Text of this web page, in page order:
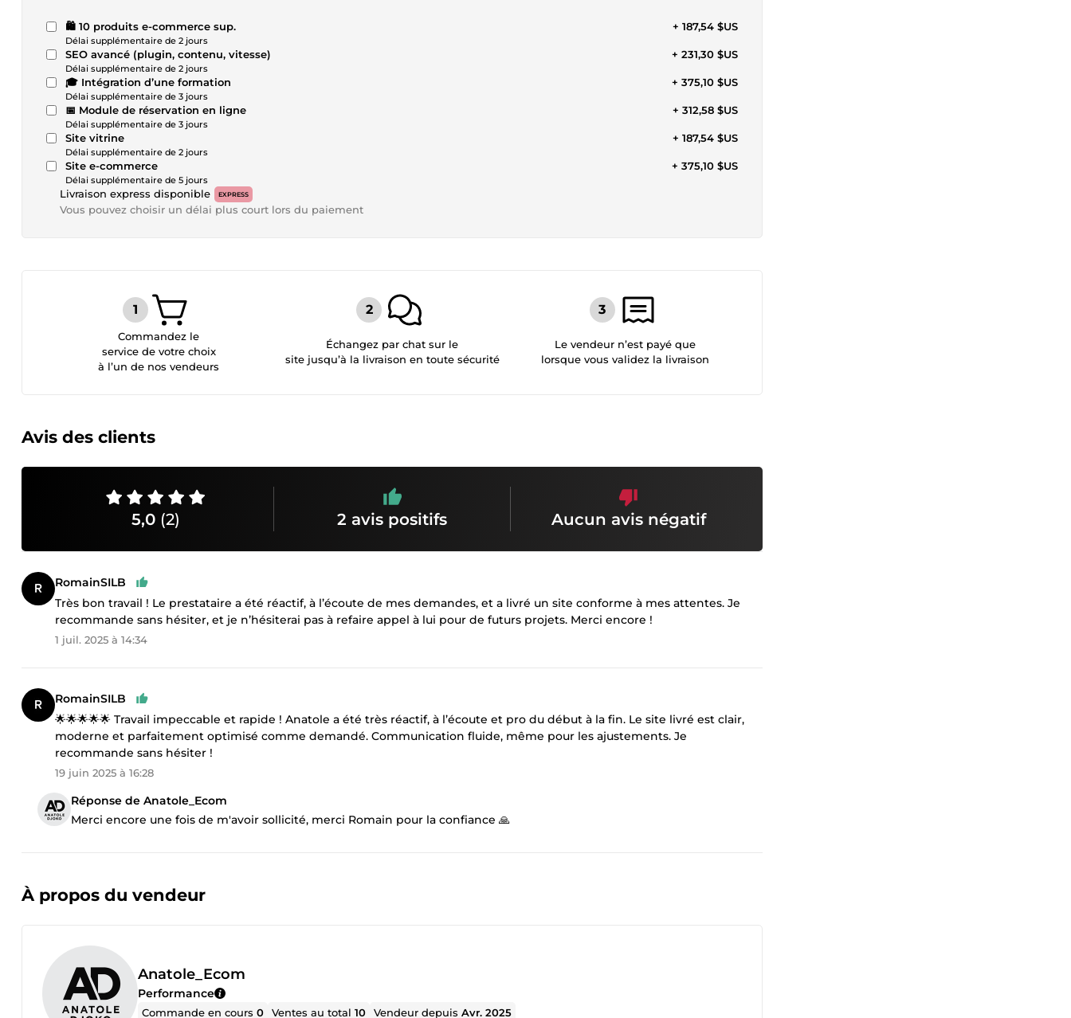
🛍️ 10 produits e-commerce sup.
Délai supplémentaire de 2 jours
+ 187,54 $US
SEO avancé (plugin, contenu, vitesse)
Délai supplémentaire de 2 jours
+ 231,30 $US
🎓 Intégration d’une formation
Délai supplémentaire de 3 jours
+ 375,10 $US
📅 Module de réservation en ligne
Délai supplémentaire de 3 jours
+ 312,58 $US
Site vitrine
Délai supplémentaire de 2 jours
+ 187,54 $US
Site e-commerce
Délai supplémentaire de 5 jours
+ 375,10 $US
Livraison express disponible EXPRESS
Vous pouvez choisir un délai plus court lors du paiement
Commandez le
service de votre choix
à l’un de nos vendeurs
Échangez par chat sur le
site jusqu’à la livraison en toute sécurité
Le vendeur n’est payé que
lorsque vous validez la livraison
Avis des clients
5,0 (2) 2 avis positifs Aucun avis négatif
RomainSILB
Très bon travail ! Le prestataire a été réactif, à l’écoute de mes demandes, et a livré un site conforme à mes attentes. Je
recommande sans hésiter, et je n’hésiterai pas à refaire appel à lui pour de futurs projets. Merci encore !
1 juil. 2025 à 14:34
RomainSILB
🌟🌟🌟🌟🌟 Travail impeccable et rapide ! Anatole a été très réactif, à l’écoute et pro du début à la fin. Le site livré est clair,
moderne et parfaitement optimisé comme demandé. Communication fluide, même pour les ajustements. Je
recommande sans hésiter !
19 juin 2025 à 16:28
Réponse de Anatole_Ecom
Merci encore une fois de m'avoir sollicité, merci Romain pour la confiance 🙏
À propos du vendeur
Anatole_Ecom
Performance
Commande en cours0 Ventes au total10 Vendeur depuisAvr. 2025